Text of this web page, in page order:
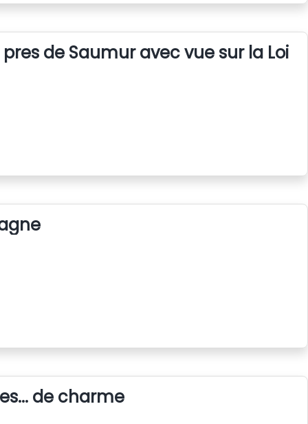
de Saumur avec vue sur la Loire
de charme